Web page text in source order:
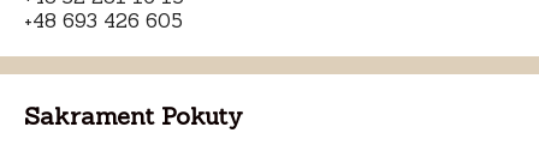
+48 693 426 605
Sakrament Pokuty